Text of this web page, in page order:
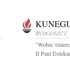
BYDGOSZCZ
"Wobec
II Pani